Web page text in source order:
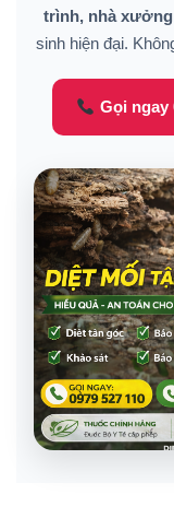
trình, nhà xưởng
sinh hiện đại.
Gọi ngay